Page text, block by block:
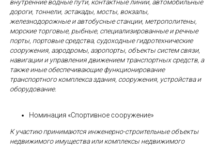
внутренние водные пути, контактные линии, автомобильные
дороги, тоннели, эстакады, мосты, вокзалы,
железнодорожные и автобусные станции, метрополитены,
морские торговые, рыбные, специализированные и речные
порты, портовые средства, судоходные гидротехнические
сооружения, аэродромы, аэропорты, объекты систем связи,
навигации и управления движением транспортных средств, а
также иные обеспечивающие функционирование
транспортного комплекса здания, сооружения, устройства и
оборудование.
Номинация «Спортивное сооружение»
К участию принимаются инженерно-строительные объекты
недвижимого имущества или комплексы недвижимого